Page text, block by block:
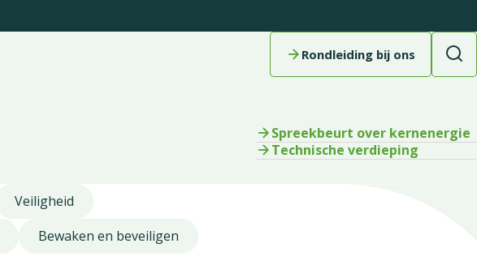
Rondleiding bij ons
Spreekbeurt over kernenergie
Technische verdieping
Veiligheid
Bewaken en beveiligen